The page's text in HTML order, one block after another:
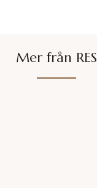
Mer från RES